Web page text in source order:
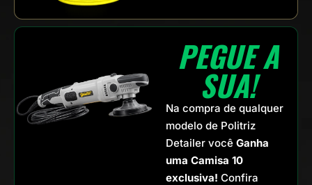
PEGUE A
SUA!
Na compra de qualquer
modelo de Politriz
Detailer vocêGanha
uma Camisa 10
exclusiva! Confira